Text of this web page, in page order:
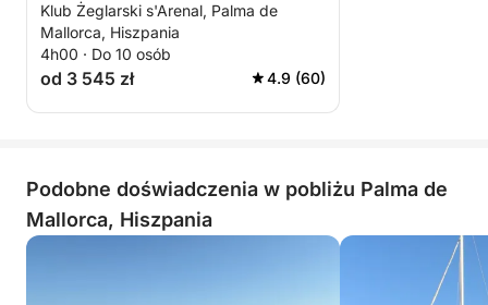
odkrywaj
Klub Żeglarski s'Arenal, Palma de
Mallorca, Hiszpania
4h00 · Do 10 osób
od 3 545 zł 4.9 (60)
Podobne doświadczenia w pobliżu Palma de
Mallorca, Hiszpania